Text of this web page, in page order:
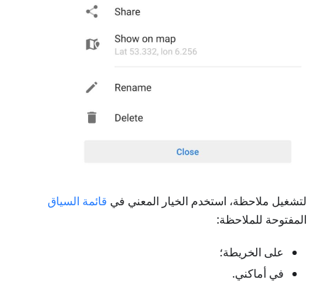
لتشغيل ملاحظة، استخدم الخيار المعني في قائمة السياق
المفتوحة للملاحظة:
على الخريطة؛
في أماكني.